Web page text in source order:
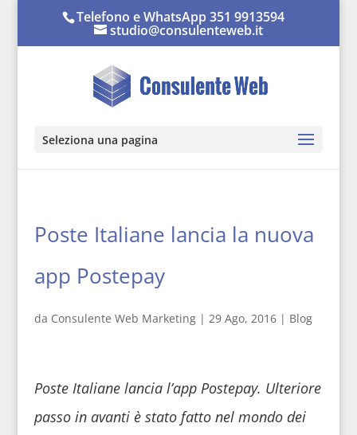
Telefono e WhatsApp 351 9913594
studio@consulenteweb.it
Seleziona una pagina
Poste Italiane lancia la nuova
app Postepay
da Consulente Web Marketing| 29 Ago, 2016| Blog
Poste Italiane lancia l’app Postepay. Ulteriore
passo in avanti è stato fatto nel mondo dei